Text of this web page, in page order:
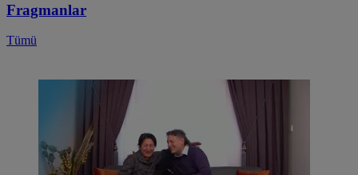
Fragmanlar
Tümü